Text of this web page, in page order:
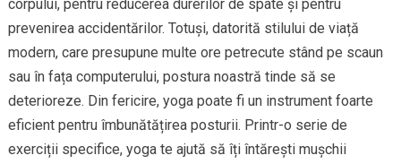
corpului, pentru reducerea durerilor de spate și pentru
prevenirea accidentărilor. Totuși, datorită stilului de viață
modern, care presupune multe ore petrecute stând pe scaun
sau în fața computerului, postura noastră tinde să se
deterioreze. Din fericire, yoga poate fi un instrument foarte
eficient pentru îmbunătățirea posturii. Printr-o serie de
exerciții specifice, yoga te ajută să îți întărești mușchii